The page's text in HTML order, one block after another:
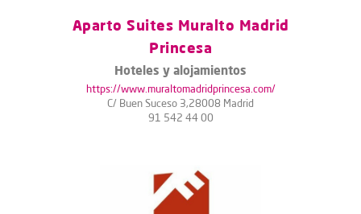
Aparto Suites Muralto Madrid
Princesa
Hoteles y alojamientos
https://www.muraltomadridprincesa.com/
C/ Buen Suceso 3,28008 Madrid
91 542 44 00